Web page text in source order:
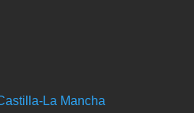
La Mancha